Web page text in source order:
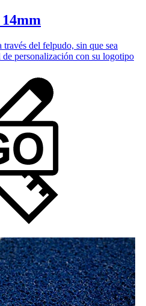
través del felpudo, sin que sea
personalización con su logotipo